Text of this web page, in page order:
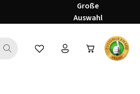
Große
Auswahl
Du hast 0 Produkte auf dem